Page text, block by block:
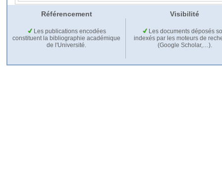
Référencement Visibilité
Les publications encodées
constituent la bibliographie académique
de l'Université.
Les documents déposés
indexés par les moteurs de
(Google Scholar,…).